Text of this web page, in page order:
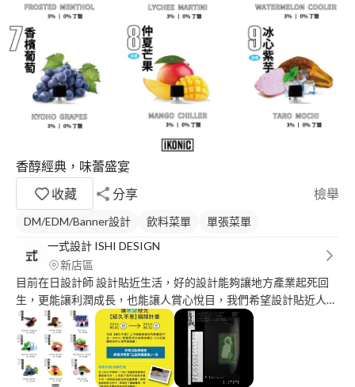
香醇經典，味蕾盛宴
收藏
分享 檢舉
DM/EDM/Banner設計 飲料菜單
單張菜單
一式設計 ISHI DESIGN
新店區
目前在日設計師 設計貼近生活，好的設計能夠讓地方產業起死回
生，更能讓利潤成長，也能讓人賞心悅目，我們希望設計貼近人
心，讓設計把產業變得更美好。 一式設計榮獲國內外多項獎項 新
一代設計入圍視覺傳達設計類 新一代設計入圍產學合作類 德國紅
點設計獎包裝設計類 高雄放視大賞視覺傳達設計類